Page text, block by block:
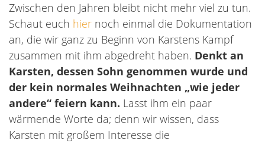
Zwischen den Jahren bleibt nicht mehr viel zu tun.
Schaut euch hier noch einmal die Dokumentation
an, die wir ganz zu Beginn von Karstens Kampf
zusammen mit ihm abgedreht haben. Denkt an
Karsten, dessen Sohn genommen wurde und
der kein normales Weihnachten „wie jeder
andere“ feiern kann. Lasst ihm ein paar
wärmende Worte da; denn wir wissen, dass
Karsten mit großem Interesse die